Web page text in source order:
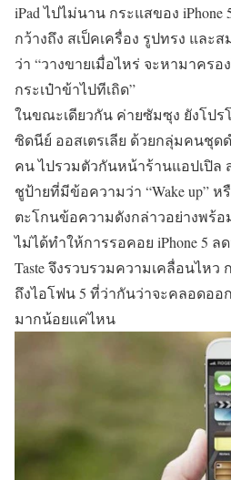
iPad ไปไม่นาน กระแสของ iPhone
กว้างถึง สเป็คเครื่อง รูปทรง และ
ว่า “วางขายเมื่อไหร่ จะหามาครอ
กระเป๋าข้าไปทีเถิด”
ในขณะเดียวกัน ค่ายซัมซุง ยังโปร
ซิดนีย์ ออสเตรเลีย ด้วยกลุ่มคนชุด
คน ไปรวมตัวกันหน้าร้านแอปเปิล
ชูป้ายที่มีข้อความว่า “Wake up” ห
ตะโกนข้อความดังกล่าวอย่างพร้อ
ไม่ได้ทำให้การรอคอย iPhone 5 ล
Taste จึงรวบรวมความเคลื่อนไห
ถึงไอโฟน 5 ที่ว่ากันว่าจะคลอดออ
มากน้อยแค่ไหน